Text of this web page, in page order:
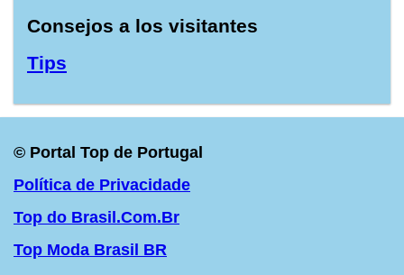
Consejos a los visitantes
Tips
© Portal Top de Portugal
Política de Privacidade
Top do Brasil.Com.Br
Top Moda Brasil BR